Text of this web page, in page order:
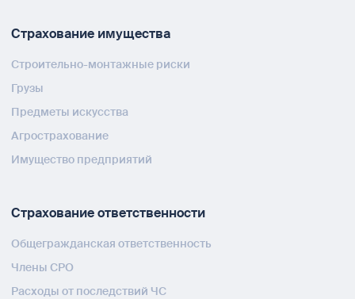
Страхование имущества
Строительно-монтажные риски
Грузы
Предметы искусства
Агрострахование
Имущество предприятий
Страхование ответственности
Общегражданская ответственность
Члены СРО
Расходы от последствий ЧС